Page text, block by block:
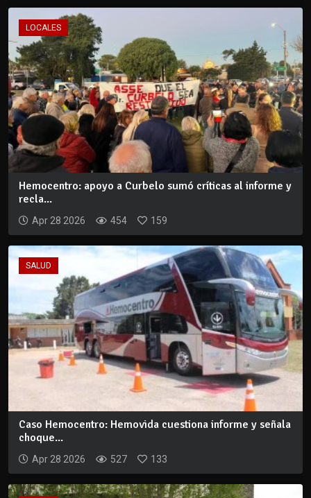
LOCALES
Hemocentro: apoyo a Curbelo sumó críticas al informe y
recla...
Apr 28 2026 454 159
SALUD
Caso Hemocentro: Hemovida cuestiona informe y señala
choque...
Apr 28 2026 527 133